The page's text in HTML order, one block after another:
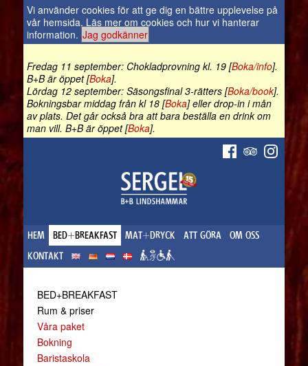
Vi använder cookies för att ge dig en bättre upplevelse på
vår hemsida. Läs mer om cookies och hur vi hanterar
information. Jag godkänner
Fredag 11 september: Chokladprovning kl. 19 [Boka/info].
B+B är öppet [Boka].
Lördag 12 september: Säsongsfinal 3-rätters [Boka/book].
Bokningsbar middag från kl 18 [Boka] eller drop-in i mån
av plats. Det går också bra att bara beställa en drink om
man vill. B+B är öppet [Boka].
HEM BED+BREAKFAST MAT+DRYCK ATT GÖRA
OM OSS
KONTAKT
BED+BREAKFAST
Rum & priser
Våra paket
Bokning
Baristaskola